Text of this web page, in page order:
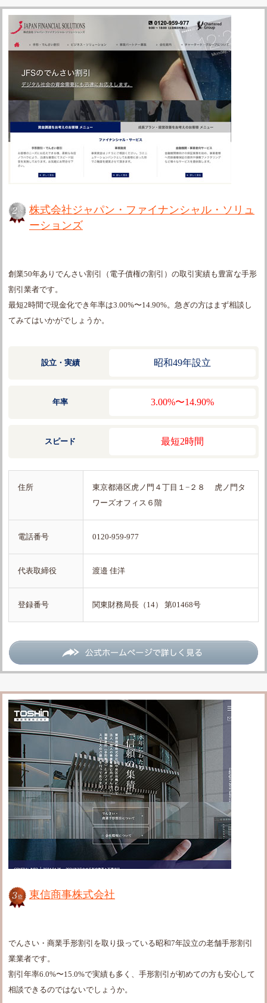
株式会社ジャパン・ファイナンシャル・ソリュ
ーションズ
創業50年ありでんさい割引（電子債権の割引）の取引実績も豊富な手形
割引業者です。
最短2時間で現金化でき年率は3.00%〜14.90%。急ぎの方はまず相談し
てみてはいかがでしょうか。
設立・実績 昭和49年設立
年率 3.00%〜14.90%
スピード 最短2時間
住所
東京都港区虎ノ門４丁目１−２８ 虎ノ門タ
ワーズオフィス６階
電話番号 0120-959-977
代表取締役 渡邉 佳洋
登録番号 関東財務局長（14） 第01468号
東信商事株式会社
でんさい・商業手形割引を取り扱っている昭和7年設立の老舗手形割引
業業者です。
割引年率6.0%〜15.0%で実績も多く、手形割引が初めての方も安心して
相談できるのではないでしょうか。